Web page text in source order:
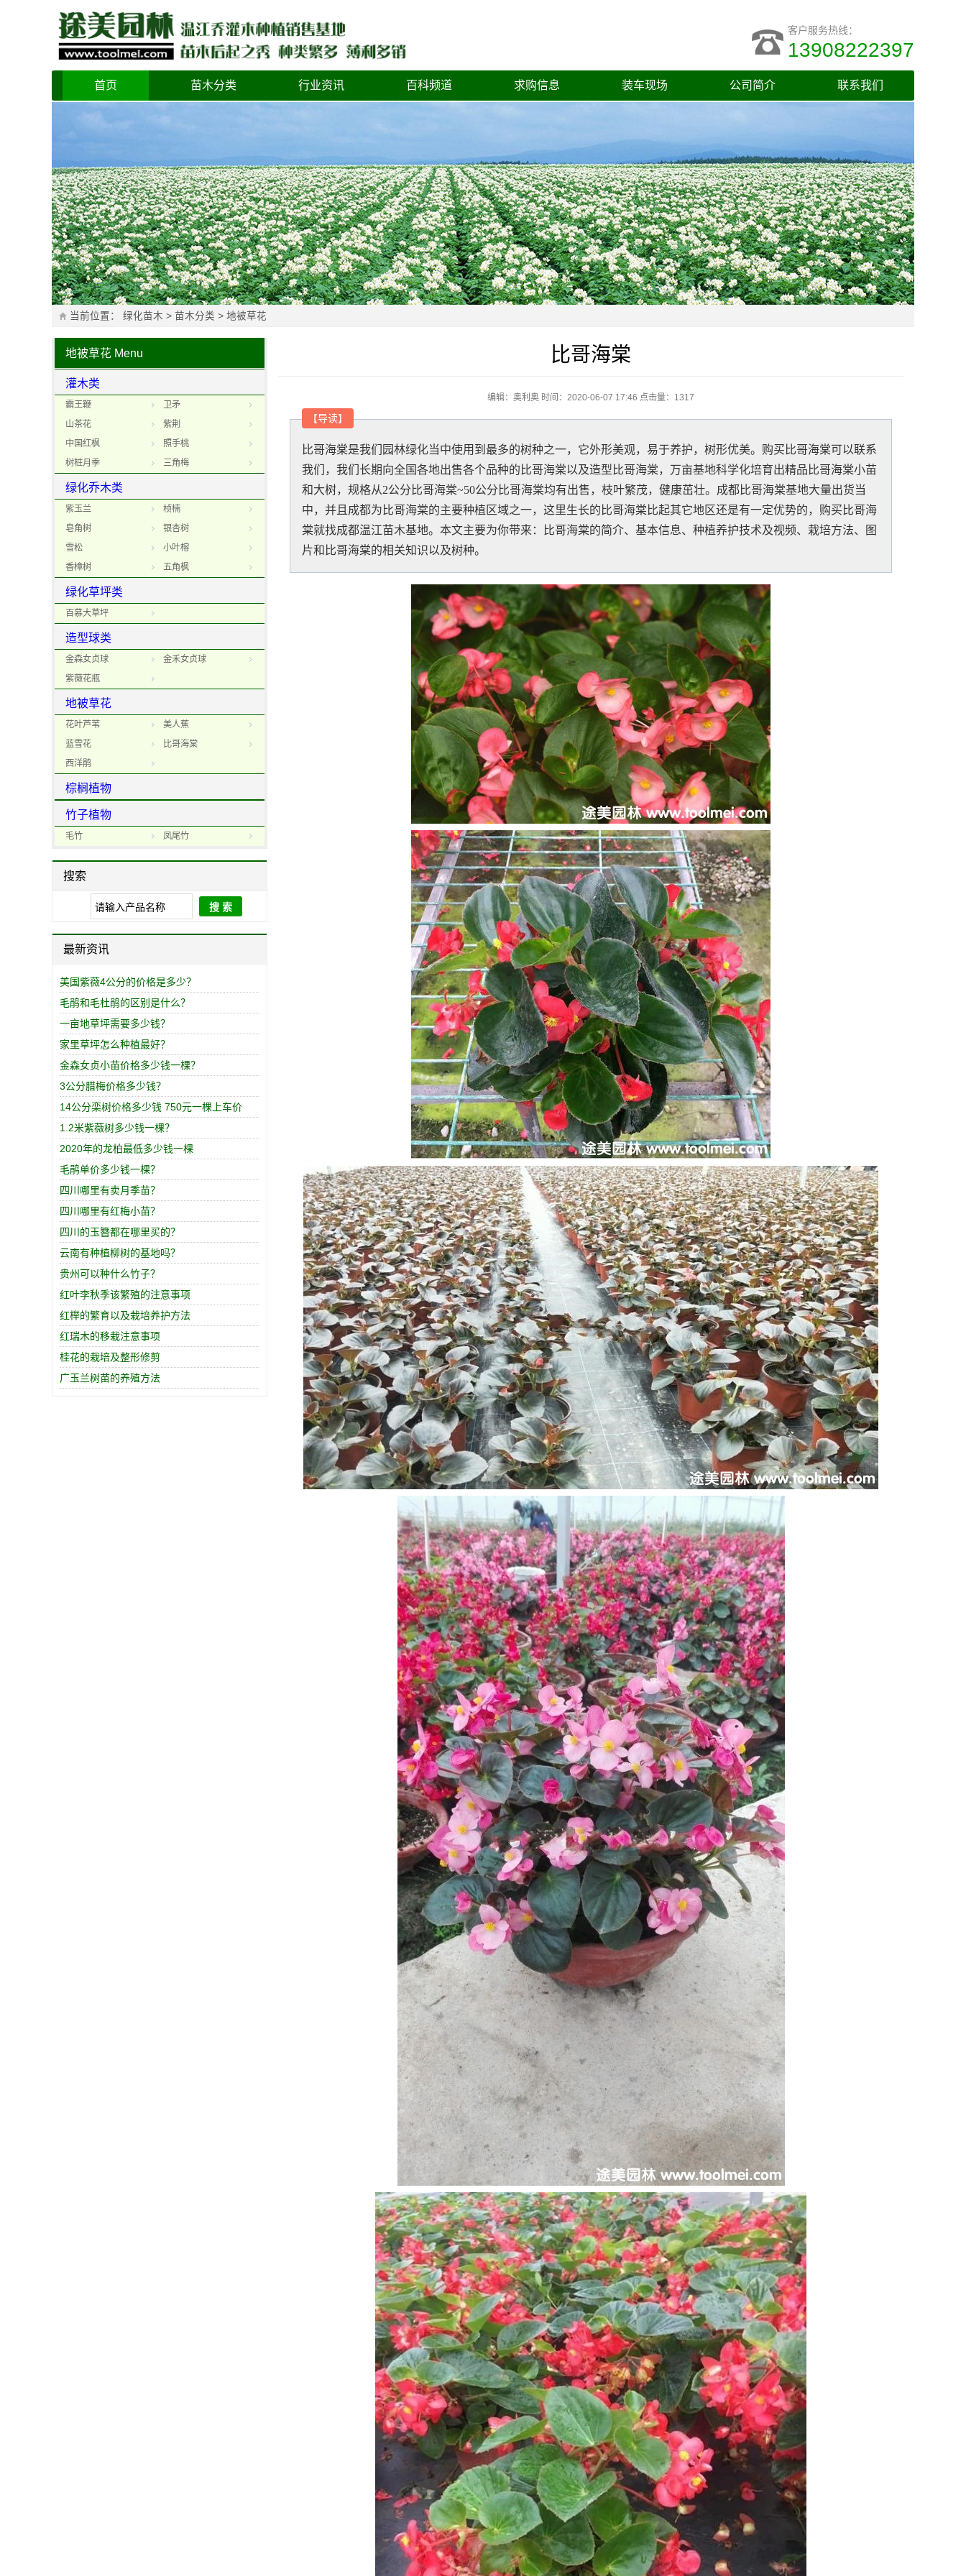
客户服务热线：
13908222397
首页 苗木分类 行业资讯 百科频道 求购信息 装车现场 公司简介 联系我们
当前位置： 绿化苗木 > 苗木分类 > 地被草花
地被草花 Menu
灌木类
霸王鞭
卫矛
山茶花
紫荆
中国红枫
照手桃
树桩月季
三角梅
绿化乔木类
紫玉兰
桢楠
皂角树
银杏树
雪松
小叶榕
香樟树
五角枫
绿化草坪类
百慕大草坪
造型球类
金森女贞球
金禾女贞球
紫薇花瓶
地被草花
花叶芦苇
美人蕉
蓝雪花
比哥海棠
西洋鹃
棕榈植物
竹子植物
毛竹 凤尾竹
搜索
最新资讯
美国紫薇4公分的价格是多少？
毛鹃和毛杜鹃的区别是什么？
一亩地草坪需要多少钱？
家里草坪怎么种植最好？
金森女贞小苗价格多少钱一棵？
3公分腊梅价格多少钱？
14公分栾树价格多少钱 750元一棵上车价
1.2米紫薇树多少钱一棵？
2020年的龙柏最低多少钱一棵
毛鹃单价多少钱一棵？
四川哪里有卖月季苗？
四川哪里有红梅小苗？
四川的玉簪都在哪里买的？
云南有种植柳树的基地吗？
贵州可以种什么竹子？
红叶李秋季该繁殖的注意事项
红榉的繁育以及栽培养护方法
红瑞木的移栽注意事项
桂花的栽培及整形修剪
广玉兰树苗的养殖方法
比哥海棠
编辑：奥利奥 时间：2020-06-07 17:46 点击量： 1317
【导读】
比哥海棠是我们园林绿化当中使用到最多的树种之一，它外形美观，易于养护，树形优美。购买比哥海棠可以联系
我们，我们长期向全国各地出售各个品种的比哥海棠以及造型比哥海棠，万亩基地科学化培育出精品比哥海棠小苗
和大树，规格从2公分比哥海棠~50公分比哥海棠均有出售，枝叶繁茂，健康茁壮。成都比哥海棠基地大量出货当
中，并且成都为比哥海棠的主要种植区域之一，这里生长的比哥海棠比起其它地区还是有一定优势的，购买比哥海
棠就找成都温江苗木基地。本文主要为你带来：比哥海棠的简介、基本信息、种植养护技术及视频、栽培方法、图
片和比哥海棠的相关知识以及树种。